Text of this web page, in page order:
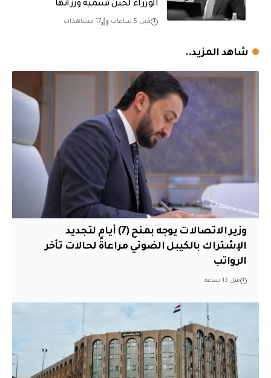
الوزراء لحين تسمية وزرائها
قبل 5 ساعات 17 مشاهدات
شاهد المزيد..
وزير الاتصالات يوجه بمنح (7) أيام لتجديد
الإشتراك بالكيبل الضوئي مراعاةً لحالات تأخر
الرواتب
قبل 13 ساعة